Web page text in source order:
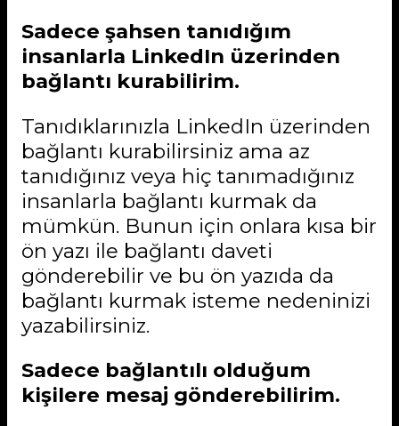
Sadece şahsen tanıdığım
insanlarla LinkedIn üzerinden
bağlantı kurabilirim.
Tanıdıklarınızla LinkedIn üzerinden
bağlantı kurabilirsiniz ama az
tanıdığınız veya hiç tanımadığınız
insanlarla bağlantı kurmak da
mümkün. Bunun için onlara kısa bir
ön yazı ile bağlantı daveti
gönderebilir ve bu ön yazıda da
bağlantı kurmak isteme nedeninizi
yazabilirsiniz.
Sadece bağlantılı olduğum
kişilere mesaj gönderebilirim.